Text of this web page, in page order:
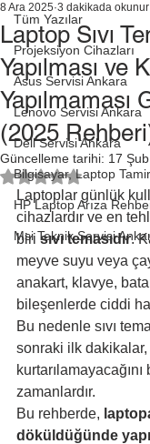
Tüm Yazılar
Projeksiyon Cihazları
Asus Servisi Ankara
Lenovo Servisi Ankara
Dell Servisi Ankara
Bilgisayar, Laptop
HP Laptop Arıza
Msi Teknik Servisi
Laptop Sıvı
Yapılması ve
Yapılmaması
(2025
8 Ara 2025 3 dakikada okunur
Güncelleme tarihi: 17 Şub
5 üzerinden NaN
Laptoplar günlük
cihazlardır ve en
biri sıvı temasıdır.
meyve suyu veya
anakart, klavye,
bileşenlerde ciddi
Bu nedenle sıvı
sonraki ilk dakikalar,
zamanlardır.
Bu rehberde,
döküldüğünde